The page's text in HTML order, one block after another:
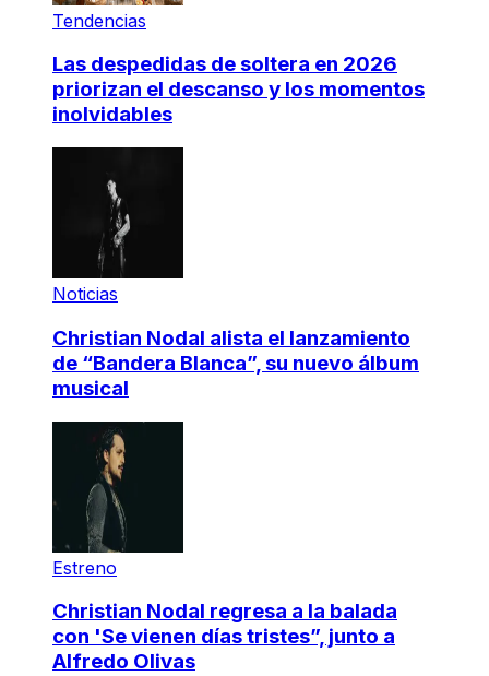
Tendencias
Las despedidas de soltera en 2026
priorizan el descanso y los momentos
inolvidables
Noticias
Christian Nodal alista el lanzamiento
de “Bandera Blanca”, su nuevo álbum
musical
Estreno
Christian Nodal regresa a la balada
con 'Se vienen días tristes”, junto a
Alfredo Olivas